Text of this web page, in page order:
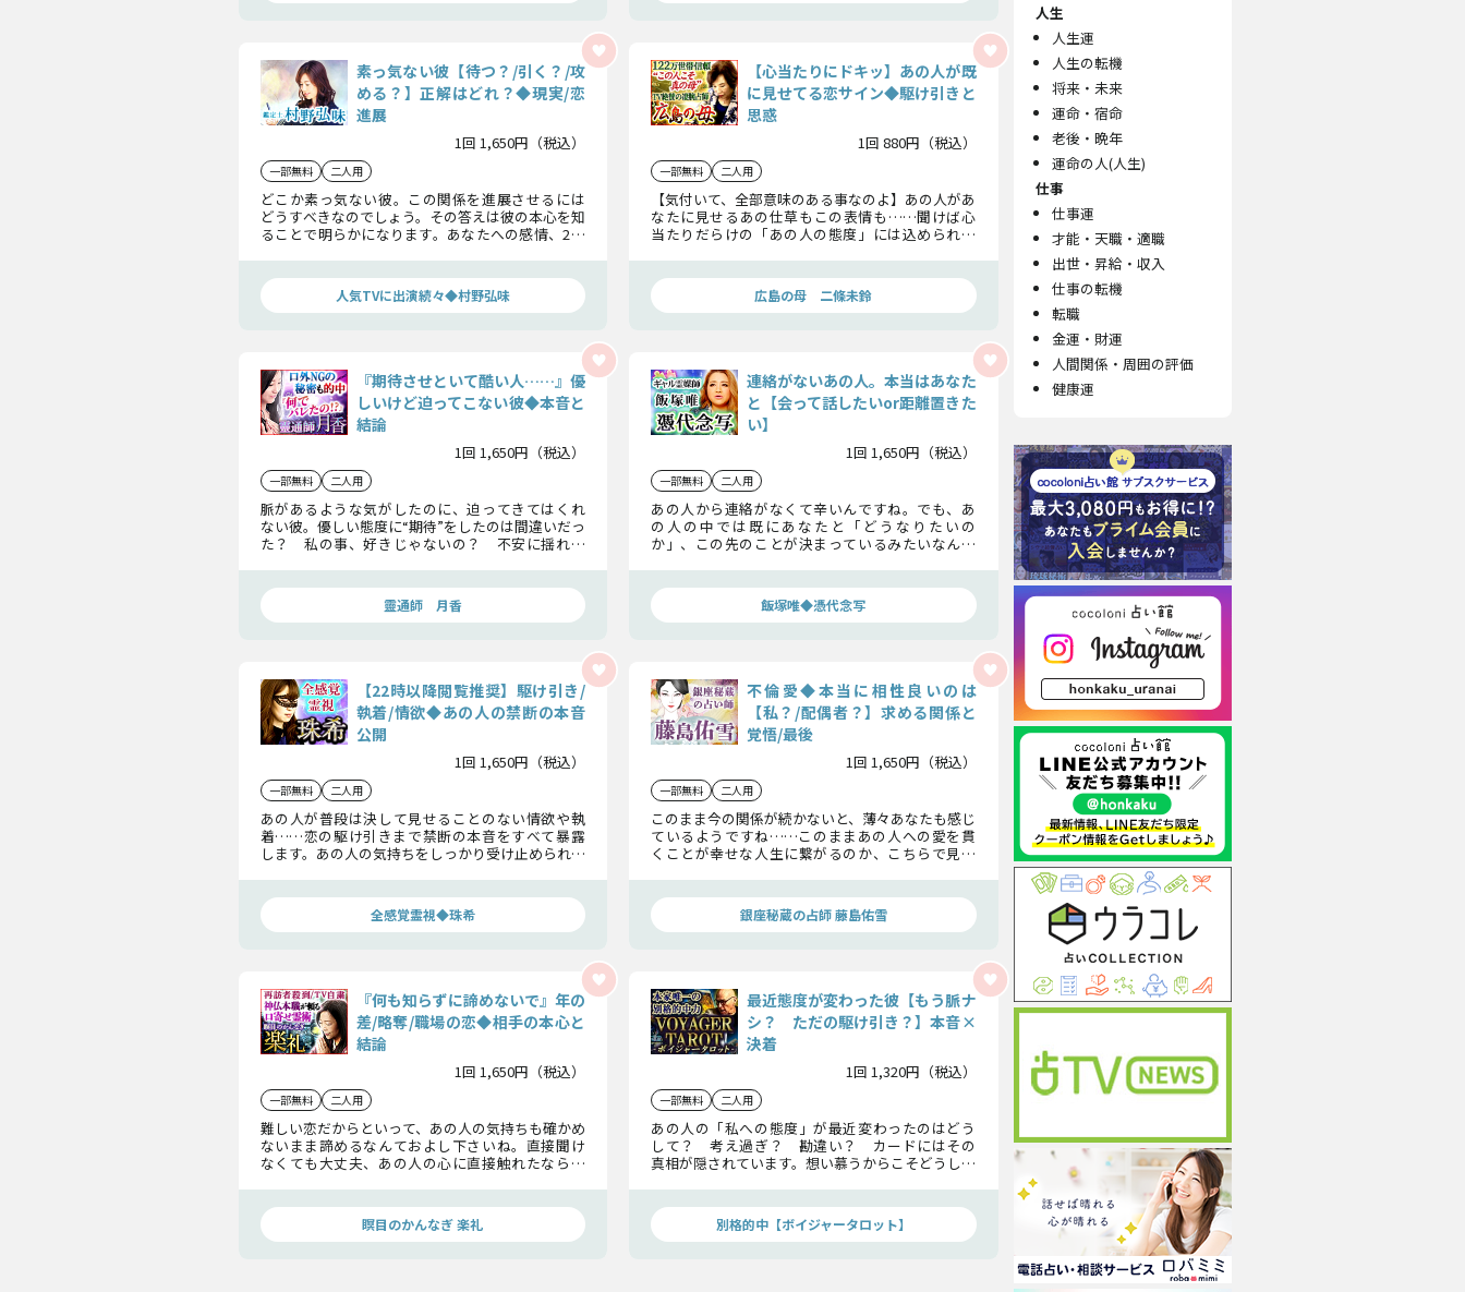
素っ気ない彼【待つ？/引く？/攻
める？】正解はどれ？◆現実/恋
進展
1回 1,650円（税込）
一部無料 二人用
どこか素っ気ない彼。この関係を進展させるには
どうすべきなのでしょう。その答えは彼の本心を知
ることで明らかになります。あなたへの感情、2人
人気TVに出演続々◆村野弘味
【心当たりにドキッ】あの人が既
に見せてる恋サイン◆駆け引きと
思惑
1回 880円（税込）
一部無料 二人用
【気付いて、全部意味のある事なのよ】あの人があ
なたに見せるあの仕草もこの表情も……聞けば心
当たりだらけの「あの人の態度」には込められた
広島の母 二條未鈴
『期待させといて酷い人……』優
しいけど迫ってこない彼◆本音と
結論
1回 1,650円（税込）
一部無料 二人用
脈があるような気がしたのに、迫ってきてはくれ
ない彼。優しい態度に“期待”をしたのは間違いだっ
た？ 私の事、好きじゃないの？ 不安に揺れる
靈通師 月香
連絡がないあの人。本当はあなた
と【会って話したいor距離置きた
い】
1回 1,650円（税込）
一部無料 二人用
あの人から連絡がなくて辛いんですね。でも、あ
の人の中では既にあなたと「どうなりたいの
か」、この先のことが決まっているみたいなんで
飯塚唯◆憑代念写
【22時以降閲覧推奨】駆け引き/
執着/情欲◆あの人の禁断の本音
公開
1回 1,650円（税込）
一部無料 二人用
あの人が普段は決して見せることのない情欲や執
着……恋の駆け引きまで禁断の本音をすべて暴露
します。あの人の気持ちをしっかり受け止められる
全感覚霊視◆珠希
不倫愛◆本当に相性良いのは
【私？/配偶者？】求める関係と
覚悟/最後
1回 1,650円（税込）
一部無料 二人用
このまま今の関係が続かないと、薄々あなたも感じ
ているようですね……このままあの人への愛を貫
くことが幸せな人生に繋がるのか、こちらで見て
銀座秘蔵の占師 藤島佑雪
『何も知らずに諦めないで』年の
差/略奪/職場の恋◆相手の本心と
結論
1回 1,650円（税込）
一部無料 二人用
難しい恋だからといって、あの人の気持ちも確かめ
ないまま諦めるなんておよし下さいね。直接聞け
なくても大丈夫、あの人の心に直接触れたなら、
瞑目のかんなぎ 楽礼
最近態度が変わった彼【もう脈ナ
シ？ ただの駆け引き？】本音×
決着
1回 1,320円（税込）
一部無料 二人用
あの人の「私への態度」が最近変わったのはどう
して？ 考え過ぎ？ 勘違い？ カードにはその
真相が隠されています。想い慕うからこそどうして
人の未来をお伝えします。
別格的中【ボイジャータロット】
人生
人生運
人生の転機
将来・未来
運命・宿命
老後・晩年
運命の人(人生)
仕事
仕事運
才能・天職・適職
出世・昇給・収入
仕事の転機
転職
金運・財運
人間関係・周囲の評価
健康運